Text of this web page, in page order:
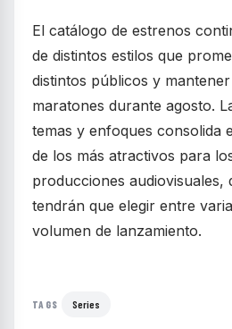
El catálogo de estrenos
de distintos estilos que
distintos públicos y
maratones durante agosto.
temas y enfoques consolida
de los más atractivos para
producciones audiovisuales,
tendrán que elegir entre
volumen de lanzamiento.
TAGS Series